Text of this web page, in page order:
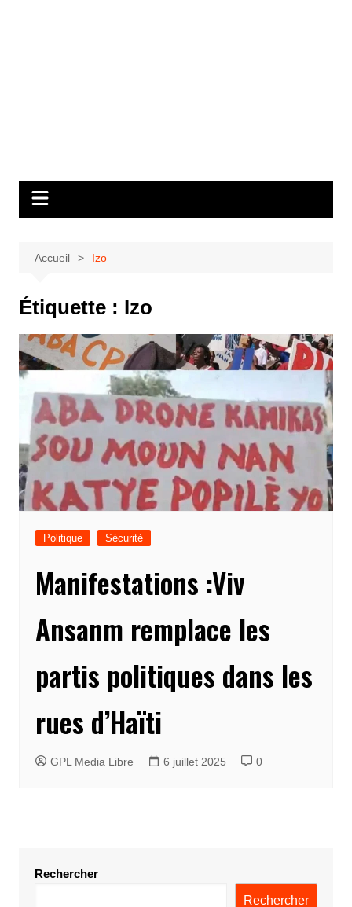
Accueil Izo
Étiquette : Izo
Politique Sécurité
Manifestations :Viv
Ansanm remplace les
partis politiques dans les
rues d’Haïti
GPL Media Libre 6 juillet 2025 0
Rechercher
Rechercher